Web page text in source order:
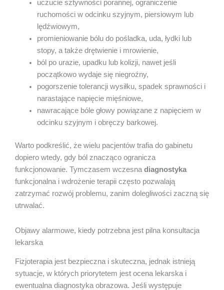
uczucie sztywności porannej, ograniczenie
ruchomości w odcinku szyjnym, piersiowym lub
lędźwiowym,
promieniowanie bólu do pośladka, uda, łydki lub
stopy, a także drętwienie i mrowienie,
ból po urazie, upadku lub kolizji, nawet jeśli
początkowo wydaje się niegroźny,
pogorszenie tolerancji wysiłku, spadek sprawności i
narastające napięcie mięśniowe,
nawracające bóle głowy powiązane z napięciem w
odcinku szyjnym i obręczy barkowej.
Warto podkreślić, że wielu pacjentów trafia do gabinetu
dopiero wtedy, gdy ból znacząco ogranicza
funkcjonowanie. Tymczasem wczesna diagnostyka
funkcjonalna i wdrożenie terapii często pozwalają
zatrzymać rozwój problemu, zanim dolegliwości zaczną się
utrwalać.
Objawy alarmowe, kiedy potrzebna jest pilna konsultacja
lekarska
Fizjoterapia jest bezpieczna i skuteczna, jednak istnieją
sytuacje, w których priorytetem jest ocena lekarska i
ewentualna diagnostyka obrazowa. Jeśli występuje